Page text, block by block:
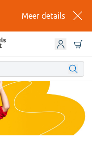
Meer details